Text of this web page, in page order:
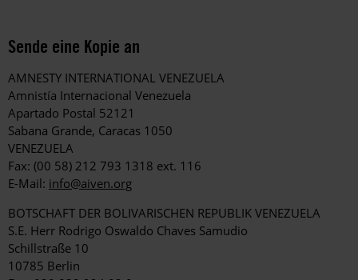
Sende eine Kopie an
AMNESTY INTERNATIONAL VENEZUELA
Amnistía Internacional Venezuela
Apartado Postal 52121
Sabana Grande, Caracas 1050
VENEZUELA
Fax: (00 58) 212 793 1318 ext. 116
E-Mail: info@aiven.org
BOTSCHAFT DER BOLIVARISCHEN REPUBLIK VENEZUELA
S.E. Herr Rodrigo Oswaldo Chaves Samudio
Schillstraße 10
10785 Berlin